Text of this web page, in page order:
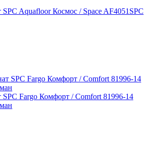
Aquafloor Космос / Space AF4051SPC
Fargo Комфорт / Comfort 81996-14